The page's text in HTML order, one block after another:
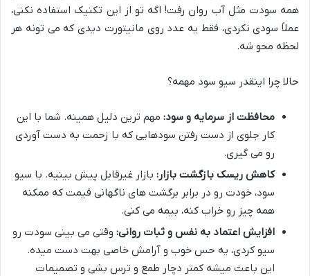
همه سودت مثل آب روان رفت! اگه تو از این تکنیک استفاده نکنی،
عملاً سودی نکردی، فقط یه عدد روی مانیتورت دیدی که می تونه هر
لحظه محو شه.
حالا چرا اینقدر سیو سود مهمه؟
محافظت از سرمایه و سود: مهم ترین دلیل همینه. شما با این
کار جلوی از دست رفتن سودهایی که با زحمت به دست آوردی
رو می گیری.
کاهش ریسک بازگشت بازار: بازار غیرقابل پیش بینیه. با سیو
سود، خودت رو در برابر برگشت های ناگهانی قیمت که ممکنه
همه چیز رو خراب کنه، بیمه می کنی.
افزایش اعتماد به نفس و ثبات روانی: وقتی می بینی سودت رو
سیو کردی، یه حس خوب و آرامش خاصی بهت دست میده.
این باعث میشه کمتر دچار طمع و ترس بشی و تصمیمات